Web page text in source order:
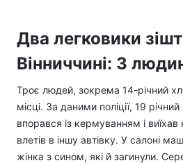
Два легковики
Вінниччині: 3
Троє людей, зокрема 14-річний
місці. За даними поліції, 19
впорався із кермуванням і виїхав
влетів в іншу автівку. У салоні
жінка з сином, які й загинули.